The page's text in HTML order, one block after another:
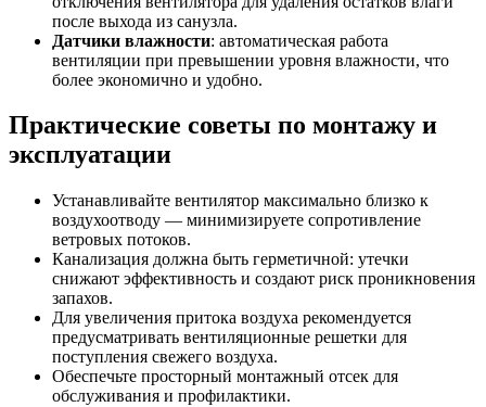
после выхода из санузла.
Датчики влажности: автоматическая работа
вентиляции при превышении уровня влажности, что
более экономично и удобно.
Практические советы по монтажу и
эксплуатации
Устанавливайте вентилятор максимально близко к
воздухоотводу — минимизируете сопротивление
ветровых потоков.
Канализация должна быть герметичной: утечки
снижают эффективность и создают риск проникновения
запахов.
Для увеличения притока воздуха рекомендуется
предусматривать вентиляционные решетки для
поступления свежего воздуха.
Обеспечьте просторный монтажный отсек для
обслуживания и профилактики.